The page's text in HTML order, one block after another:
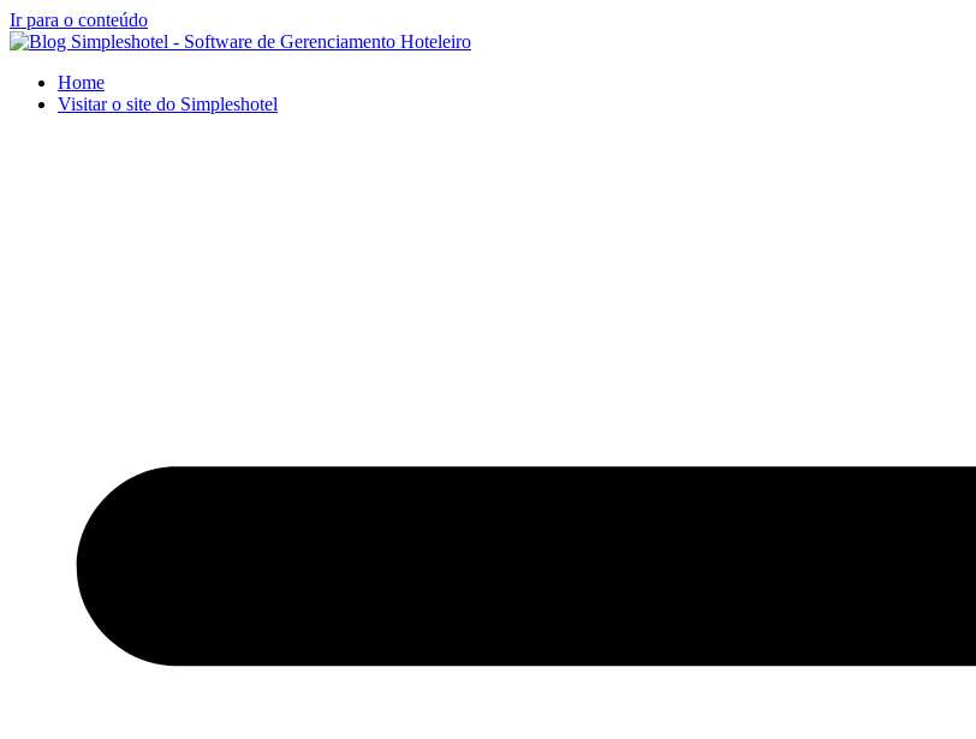
Ir para o conteúdo
Home
Visitar o site do Simpleshotel